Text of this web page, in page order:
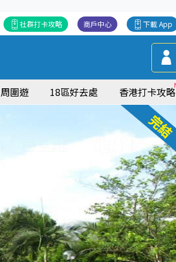
下載 App
商戶中心
社群打卡攻略
周圍遊 18區好去處 香港打卡攻略